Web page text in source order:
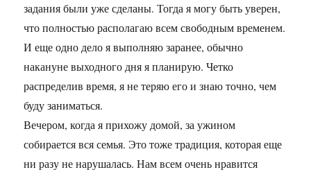
задания были уже сделаны. Тогда я могу быть уверен,
что полностью располагаю всем свободным временем.
И еще одно дело я выполняю заранее, обычно
накануне выходного дня я планирую. Четко
распределив время, я не теряю его и знаю точно, чем
буду заниматься.
Вечером, когда я прихожу домой, за ужином
собирается вся семья. Это тоже традиция, которая еще
ни разу не нарушалась. Нам всем очень нравится